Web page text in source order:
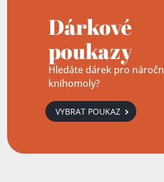
Dárkové
poukazy
Hledáte dárek pro
knihomoly?
VYBRAT POUKAZ